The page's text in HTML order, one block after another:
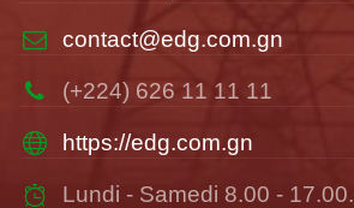
contact@edg.com.gn
(+224) 626 11 11 11
https://edg.com.gn
Lundi - Samedi 8.00 - 17.00.